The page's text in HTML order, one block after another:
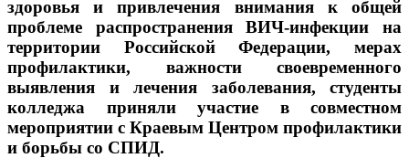
здоровья и привлечения внимания к общей
проблеме распространения ВИЧ-инфекции на
территории Российской Федерации, мерах
профилактики, важности своевременного
выявления и лечения заболевания, студенты
колледжа приняли участие в совместном
мероприятии с Краевым Центром профилактики
и борьбы со СПИД.